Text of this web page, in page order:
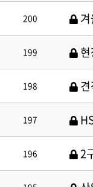
200
199
198
197
196 2